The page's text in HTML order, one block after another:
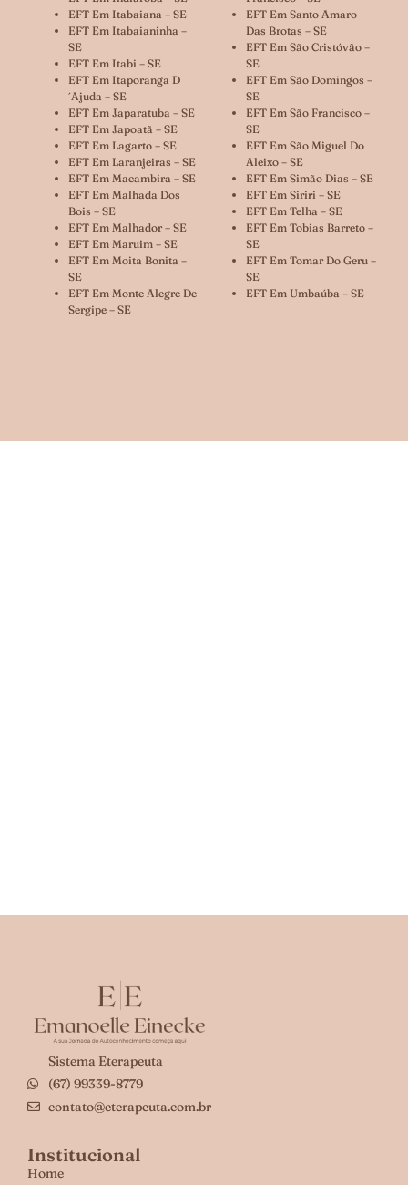
EFT Em Itabaiana – SE
EFT Em Itabaianinha –
SE
EFT Em Itabi – SE
EFT Em Itaporanga D
´ajuda – SE
EFT Em Japaratuba – SE
EFT Em Japoatã – SE
EFT Em Lagarto – SE
EFT Em Laranjeiras – SE
EFT Em Macambira – SE
EFT Em Malhada Dos
Bois – SE
EFT Em Malhador – SE
EFT Em Maruim – SE
EFT Em Moita Bonita –
SE
EFT Em Monte Alegre De
Sergipe – SE
EFT Em Santo Amaro
Das Brotas – SE
EFT Em São Cristóvão –
SE
EFT Em São Domingos –
SE
EFT Em São Francisco –
SE
EFT Em São Miguel Do
Aleixo – SE
EFT Em Simão Dias – SE
EFT Em Siriri – SE
EFT Em Telha – SE
EFT Em Tobias Barreto –
SE
EFT Em Tomar Do Geru –
SE
EFT Em Umbaúba – SE
Sistema Eterapeuta
(67) 99339-8779
contato@eterapeuta.com.br
Institucional
Home